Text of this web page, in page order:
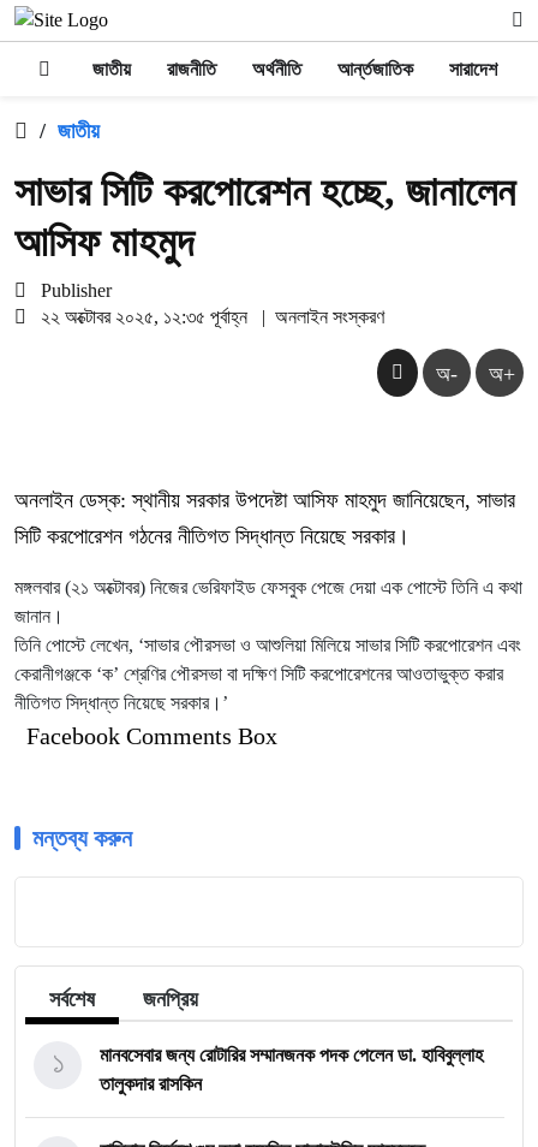
জাতীয় রাজনীতি অর্থনীতি আর্ন্তজাতিক সারাদেশ
/ জাতীয়
সাভার সিটি করপোরেশন হচ্ছে, জানালেন
আসিফ মাহমুদ
Publisher
২২ অক্টোবর ২০২৫, ১২:৩৫ পূর্বাহ্ন
| অনলাইন সংস্করণ
অ- অ+
অনলাইন ডেস্ক: স্থানীয় সরকার উপদেষ্টা আসিফ মাহমুদ জানিয়েছেন, সাভার
সিটি করপোরেশন গঠনের নীতিগত সিদ্ধান্ত নিয়েছে সরকার।
মঙ্গলবার (২১ অক্টোবর) নিজের ভেরিফাইড ফেসবুক পেজে দেয়া এক পোস্টে তিনি এ কথা
জানান।
তিনি পোস্টে লেখেন, ‘সাভার পৌরসভা ও আশুলিয়া মিলিয়ে সাভার সিটি করপোরেশন এবং
কেরানীগঞ্জকে ‘ক’ শ্রেণির পৌরসভা বা দক্ষিণ সিটি করপোরেশনের আওতাভুক্ত করার
নীতিগত সিদ্ধান্ত নিয়েছে সরকার।’
Facebook Comments Box
মন্তব্য করুন
সর্বশেষ জনপ্রিয়
মানবসেবার জন্য রোটারির সম্মানজনক পদক পেলেন ডা. হাবিবুল্লাহ
তালুকদার রাসকিন
১